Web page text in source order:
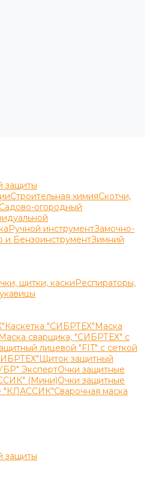
защиты
Строительная химияСкотчи,
Садово-огородный
Ручной инструментЗамочно-
и БензоинструментЗимний
щитки, каскиРеспираторы,
Каскетка "СИБРТЕХ"Маска
Маска сварщика, "СИБРТЕХ" с
лицевой "FIT" с сеткой
Щиток защитный
ЭкспертОчки защитные
(Мини)Очки защитные
"КЛАССИК"Сварочная маска
защиты